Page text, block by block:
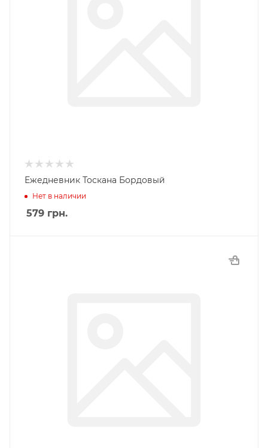
Ежедневник Тоскана Бордовый
Нет в наличии
579 грн.